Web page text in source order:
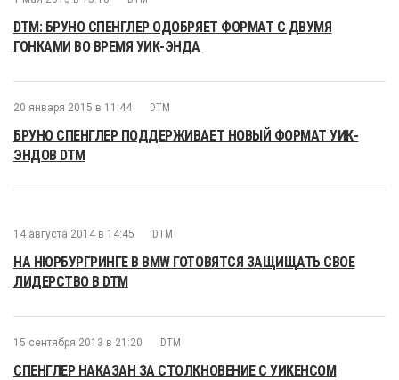
DTM: БРУНО СПЕНГЛЕР ОДОБРЯЕТ ФОРМАТ С ДВУМЯ
ГОНКАМИ ВО ВРЕМЯ УИК-ЭНДА
20 января 2015 в 11:44 DTM
БРУНО СПЕНГЛЕР ПОДДЕРЖИВАЕТ НОВЫЙ ФОРМАТ УИК-
ЭНДОВ DTM
14 августа 2014 в 14:45 DTM
НА НЮРБУРГРИНГЕ В BMW ГОТОВЯТСЯ ЗАЩИЩАТЬ СВОЕ
ЛИДЕРСТВО В DTM
15 сентября 2013 в 21:20 DTM
СПЕНГЛЕР НАКАЗАН ЗА СТОЛКНОВЕНИЕ С УИКЕНСОМ